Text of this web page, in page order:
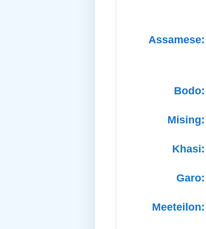
Assamese:
Bodo:
Mising:
Khasi:
Garo:
Meeteilon: